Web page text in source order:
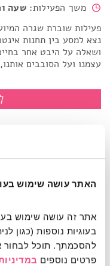
האתר עושה שימוש
פרטים נוספים
משך הפעילות: שעה
פעילות שוברת שגרה
נצא למסע בין תחנות
ושאלה על היבט אחר
עצמנו ועל הסובבים